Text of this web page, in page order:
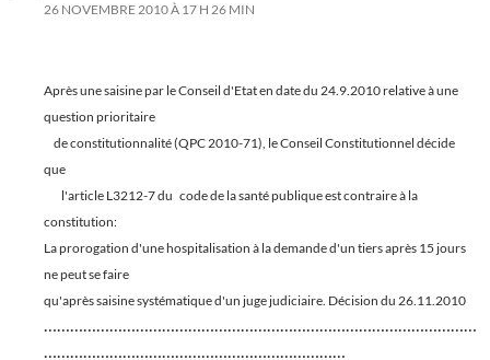
26 NOVEMBRE 2010 À 17 H 26 MIN
Après une saisine par le Conseil d'Etat en date du 24.9.2010 relative à une
question prioritaire
de constitutionnalité (QPC 2010-71), le Conseil Constitutionnel décide
que
l'article L3212-7 du code de la santé publique est contraire à la
constitution:
La prorogation d'une hospitalisation à la demande d'un tiers après 15 jours
ne peut se faire
qu'après saisine systématique d'un juge judiciaire. Décision du 26.11.2010
………………………………………………………………………………………
……………………………………………………………